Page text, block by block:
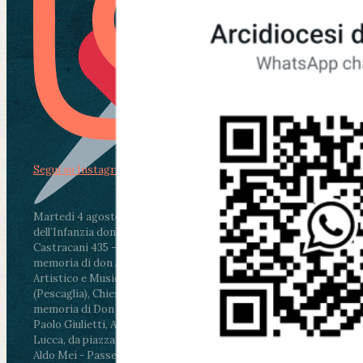
Martedì 4 agosto2026
ore 11:30 - Lucca, Scuola
dell’Infanzia don Aldo Mei - Viale Castruccio
Castracani 435 - Inaugurazione murales in
memoria di don Aldo Mei curato dal Liceo
Artistico e Musicale “Passaglia”
ore 18 - Fiano
(Pescaglia), Chiesa parrocchiale - Messa in
memoria di Don Aldo Mei celebrata da mons.
Paolo Giulietti, Arcivescovo di Lucca
ore 20.30 -
Lucca, da piazza San Michele al Cippo di don
Aldo Mei - Passeggiata della Memoria in alcuni
Segui su Instagram